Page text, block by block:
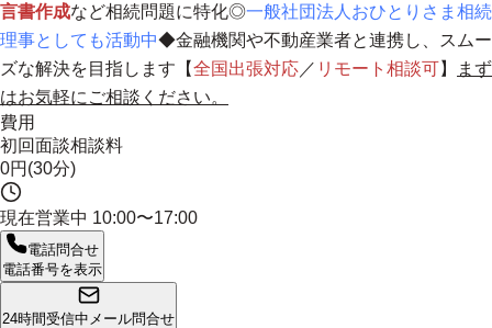
言書作成など相続問題に特化◎一般社団法人おひとりさま相続
理事としても活動中◆金融機関や不動産業者と連携し、スムー
ズな解決を目指します【全国出張対応 ／ リモート相談可】
まず
はお気軽にご相談ください。
費用
初回面談相談料
0円(30分)
現在営業中 10:00〜17:00
電話問合せ
電話番号を表示
24時間受信中 メール問合せ